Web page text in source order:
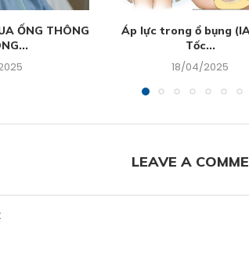
ỐNG THÔNG
Áp lực trong ổ bụng
Tốc...
18/04/2025
LEAVE A